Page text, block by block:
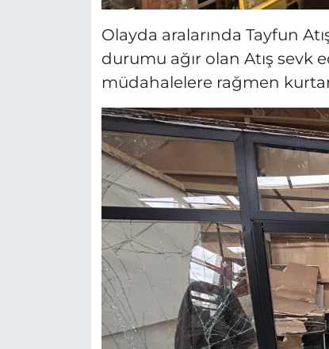
Olayda aralarında Tayfun
durumu ağır olan Atış sevk
müdahalelere rağmen